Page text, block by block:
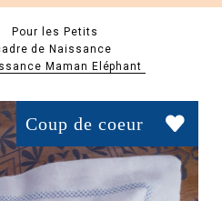
Pour les Petits
de Naissance
Maman Eléphant